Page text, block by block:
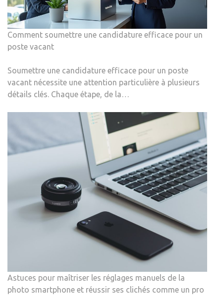
Comment soumettre une candidature efficace pour un
poste vacant
Soumettre une candidature efficace pour un poste
vacant nécessite une attention particulière à plusieurs
détails clés. Chaque étape, de la…
Astuces pour maîtriser les réglages manuels de la
photo smartphone et réussir ses clichés comme un pro